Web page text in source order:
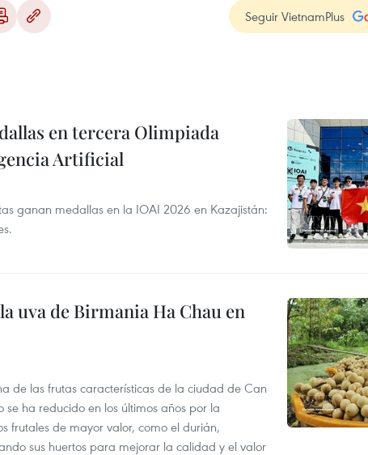
Seguir VietnamPlus
en tercera Olimpiada
Artificial
ganan medallas en la IOAI 2026 en Kazajistán:
uva de Birmania Ha Chau en
de las frutas características de la ciudad de Can
se ha reducido en los últimos años por la
frutales de mayor valor, como el durián,
sus huertos para mejorar la calidad y el valor